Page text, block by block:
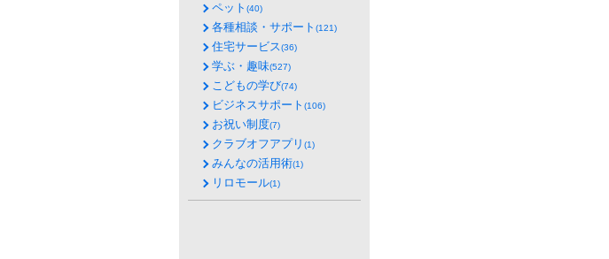
ペット (40)
各種相談・サポート (121)
住宅サービス(36)
学ぶ・趣味(527)
こどもの学び(74)
ビジネスサポート (106)
お祝い制度(7)
クラブオフアプリ (1)
みんなの活用術(1)
リロモール(1)